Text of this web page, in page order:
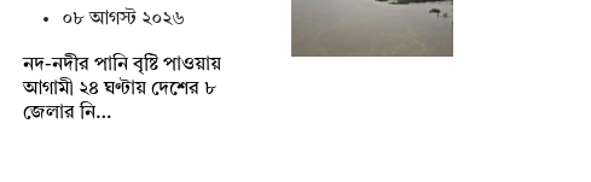
০৮ আগস্ট ২০২৬
নদ-নদীর পানি বৃষ্টি পাওয়ায়
আগামী ২৪ ঘণ্টায় দেশের ৮
জেলার নি…